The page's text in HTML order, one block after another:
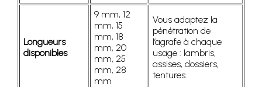
Longueurs
disponibles
9 mm, 12
mm, 15
mm, 18
mm, 20
mm, 25
mm, 28
mm
Vous adaptez la
pénétration de
l’agrafe à chaque
usage : lambris,
assises, dossiers,
tentures.